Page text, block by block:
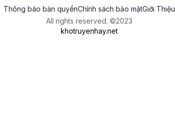
Thông báo bản quyềnChính sách bảo mậtGiới Thiệu
All rights reserved. ©2023
khotruyenhay.net